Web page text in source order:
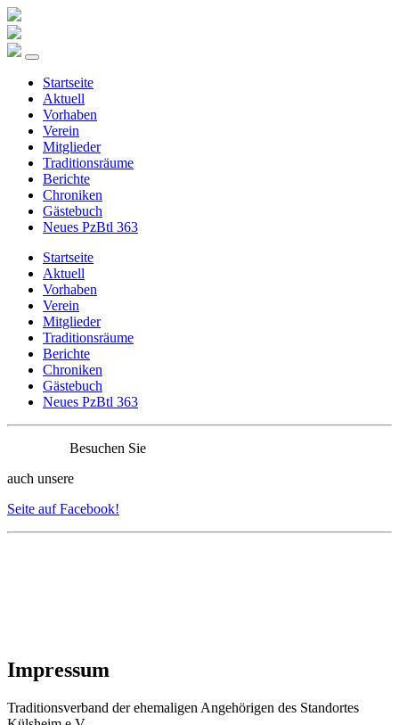
Startseite
Aktuell
Vorhaben
Verein
Mitglieder
Traditionsräume
Berichte
Chroniken
Gästebuch
Neues PzBtl 363
Startseite
Aktuell
Vorhaben
Verein
Mitglieder
Traditionsräume
Berichte
Chroniken
Gästebuch
Neues PzBtl 363
Besuchen Sie
auch unsere
Seite auf Facebook!
Impressum
Traditionsverband der ehemaligen Angehörigen des Standortes